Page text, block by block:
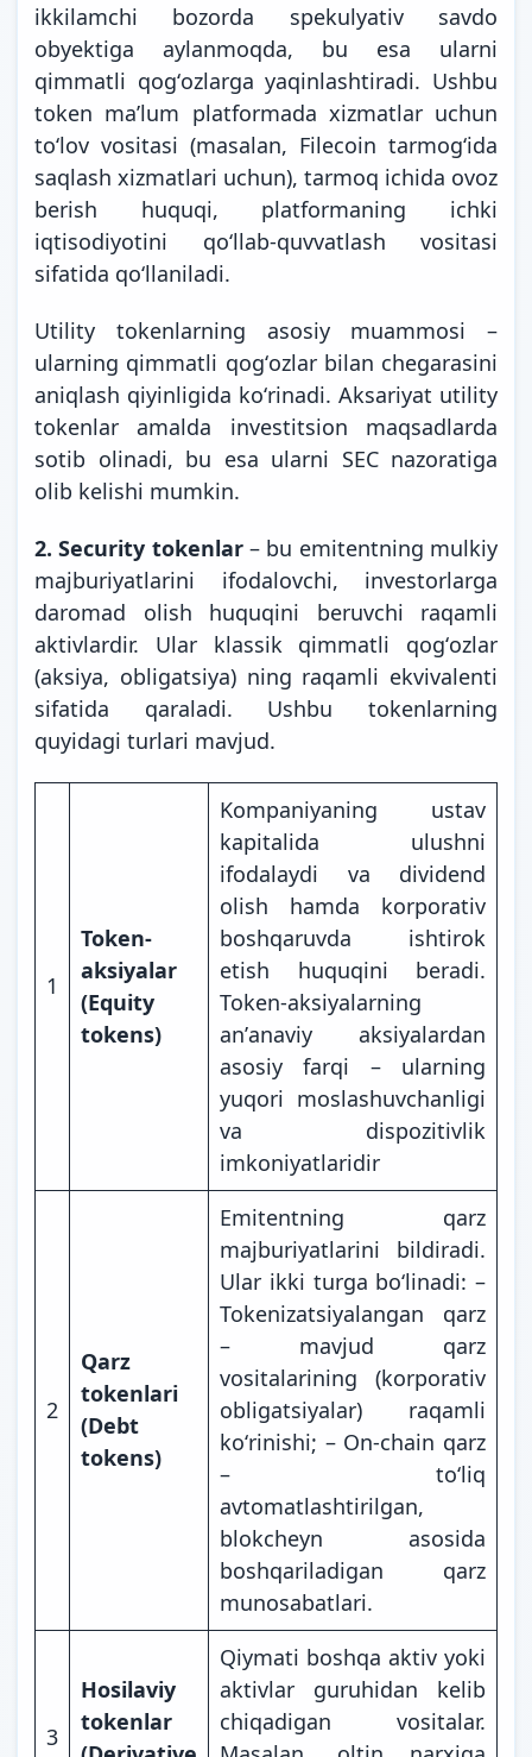
ikkilamchi bozorda spekulyativ savdo
obyektiga aylanmoqda, bu esa ularni
qimmatli qogʻozlarga yaqinlashtiradi. Ushbu
token maʼlum platformada xizmatlar uchun
toʻlov vositasi (masalan, Filecoin tarmogʻida
saqlash xizmatlari uchun), tarmoq ichida ovoz
berish huquqi, platformaning ichki
iqtisodiyotini qoʻllab-quvvatlash vositasi
sifatida qoʻllaniladi.
Utility tokenlarning asosiy muammosi –
ularning qimmatli qogʻozlar bilan chegarasini
aniqlash qiyinligida koʻrinadi. Aksariyat utility
tokenlar amalda investitsion maqsadlarda
sotib olinadi, bu esa ularni SEC nazoratiga
olib kelishi mumkin.
2. Security tokenlar– bu emitentning mulkiy
majburiyatlarini ifodalovchi, investorlarga
daromad olish huquqini beruvchi raqamli
aktivlardir. Ular klassik qimmatli qogʻozlar
(aksiya, obligatsiya) ning raqamli ekvivalenti
sifatida qaraladi. Ushbu tokenlarning
quyidagi turlari mavjud.
1
Token-
aksiyalar
(Equity
tokens)
Kompaniyaning ustav
kapitalida ulushni
ifodalaydi va dividend
olish hamda korporativ
boshqaruvda ishtirok
etish huquqini beradi.
Token-aksiyalarning
anʼanaviy aksiyalardan
asosiy farqi – ularning
yuqori moslashuvchanligi
va dispozitivlik
imkoniyatlaridir
2
Qarz
tokenlari
(Debt
tokens)
Emitentning qarz
majburiyatlarini bildiradi.
Ular ikki turga boʻlinadi: –
Tokenizatsiyalangan qarz
– mavjud qarz
vositalarining (korporativ
obligatsiyalar) raqamli
koʻrinishi; – On-chain qarz
– toʻliq
avtomatlashtirilgan,
blokcheyn asosida
boshqariladigan qarz
munosabatlari.
3
Hosilaviy
tokenlar
Qiymati boshqa aktiv yoki
aktivlar guruhidan kelib
chiqadigan vositalar.